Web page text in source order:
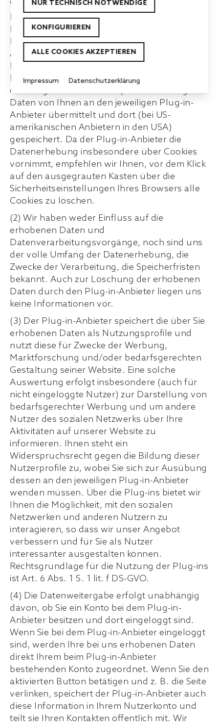
Website unseres Online-Angebots aufgerufen
haben. Zudem werden die unter § 3 dieser
Erklärung genannten Daten übermittelt. Im
Fall von Facebook und Xing wird nach
Angaben der jeweiligen Anbieter in
Deutschland die IP-Adresse sofort nach
Erhebung anonymisiert. Durch die Aktivierung
des Plug-ins werden also personenbezogene
Daten von Ihnen an den jeweiligen Plug-in-
Anbieter übermittelt und dort (bei US-
amerikanischen Anbietern in den USA)
gespeichert. Da der Plug-in-Anbieter die
Datenerhebung insbesondere über Cookies
vornimmt, empfehlen wir Ihnen, vor dem Klick
auf den ausgegrauten Kasten über die
Sicherheitseinstellungen Ihres Browsers alle
Cookies zu löschen.
(2) Wir haben weder Einfluss auf die
erhobenen Daten und
Datenverarbeitungsvorgänge, noch sind uns
der volle Umfang der Datenerhebung, die
Zwecke der Verarbeitung, die Speicherfristen
bekannt. Auch zur Löschung der erhobenen
Daten durch den Plug-in-Anbieter liegen uns
keine Informationen vor.
(3) Der Plug-in-Anbieter speichert die über Sie
erhobenen Daten als Nutzungsprofile und
nutzt diese für Zwecke der Werbung,
Marktforschung und/oder bedarfsgerechten
Gestaltung seiner Website. Eine solche
Auswertung erfolgt insbesondere (auch für
nicht eingeloggte Nutzer) zur Darstellung von
bedarfsgerechter Werbung und um andere
Nutzer des sozialen Netzwerks über Ihre
Aktivitäten auf unserer Website zu
informieren. Ihnen steht ein
Widerspruchsrecht gegen die Bildung dieser
Nutzerprofile zu, wobei Sie sich zur Ausübung
dessen an den jeweiligen Plug-in-Anbieter
wenden müssen. Über die Plug-ins bietet wir
Ihnen die Möglichkeit, mit den sozialen
Netzwerken und anderen Nutzern zu
interagieren, so dass wir unser Angebot
verbessern und für Sie als Nutzer
interessanter ausgestalten können.
Rechtsgrundlage für die Nutzung der Plug-ins
ist Art. 6 Abs. 1 S. 1 lit. f DS-GVO.
(4) Die Datenweitergabe erfolgt unabhängig
davon, ob Sie ein Konto bei dem Plug-in-
Anbieter besitzen und dort eingeloggt sind.
Wenn Sie bei dem Plug-in-Anbieter eingeloggt
sind, werden Ihre bei uns erhobenen Daten
direkt Ihrem beim Plug-in-Anbieter
bestehenden Konto zugeordnet. Wenn Sie den
aktivierten Button betätigen und z. B. die Seite
verlinken, speichert der Plug-in-Anbieter auch
diese Information in Ihrem Nutzerkonto und
teilt sie Ihren Kontakten öffentlich mit. Wir
NUR TECHNISCH NOTWENDIGE
KONFIGURIEREN
ALLE COOKIES AKZEPTIEREN
Impressum Datenschutzerklärung